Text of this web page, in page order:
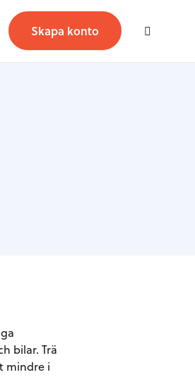
Skapa konto
bilar. Trä
mindre i